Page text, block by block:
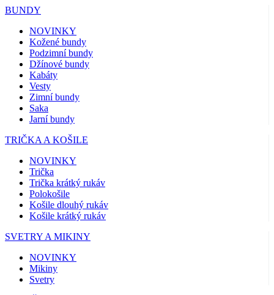
BUNDY
NOVINKY
Kožené bundy
Podzimní bundy
Džínové bundy
Kabáty
Vesty
Zimní bundy
Saka
Jarní bundy
TRIČKA A KOŠILE
NOVINKY
Trička
Trička krátký rukáv
Polokošile
Košile dlouhý rukáv
Košile krátký rukáv
SVETRY A MIKINY
NOVINKY
Mikiny
Svetry